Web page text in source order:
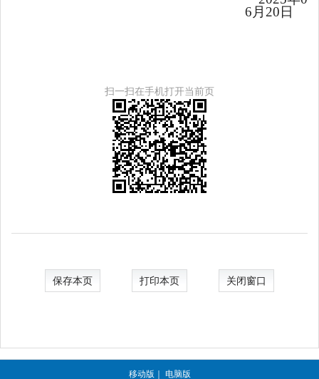
6月 20 日
扫一扫在手机打开当前页
保存本页 打印本页 关闭窗口
移动版 ｜ 电脑版